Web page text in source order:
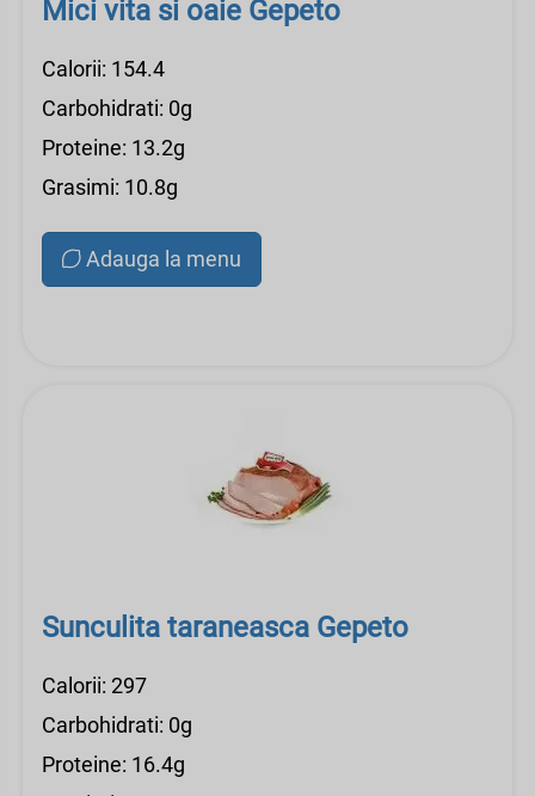
Mici vita si oaie Gepeto
Calorii: 154.4
Carbohidrati: 0g
Proteine: 13.2g
Grasimi: 10.8g
Adauga la menu
Sunculita taraneasca Gepeto
Calorii: 297
Carbohidrati: 0g
Proteine: 16.4g